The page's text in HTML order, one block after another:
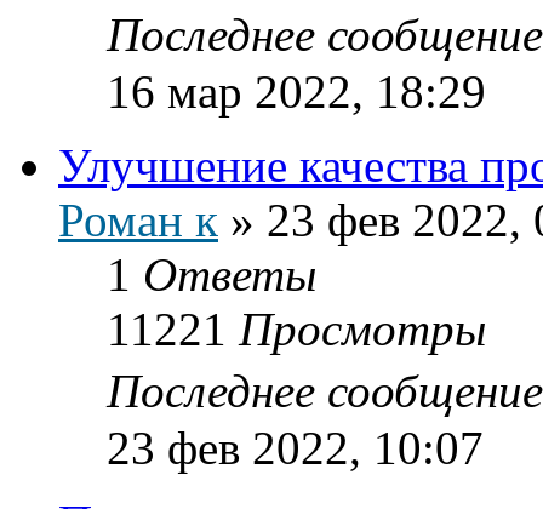
Последнее
16 мар 2022, 18:29
Улучшение качества
Роман к » 23 фев 2022,
1 Ответы
11221 Просмотры
Последнее
23 фев 2022, 10:07